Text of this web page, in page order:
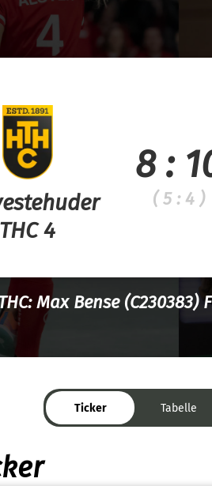
THC 4
8 :
( 5 : 4 )
Max Bense (C230383)
Ticker Tabelle